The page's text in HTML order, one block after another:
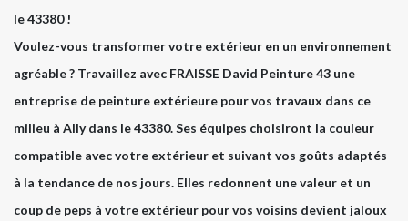
le 43380 !
Voulez-vous transformer votre extérieur en un environnement
agréable ? Travaillez avec FRAISSE David Peinture 43 une
entreprise de peinture extérieure pour vos travaux dans ce
milieu à Ally dans le 43380. Ses équipes choisiront la couleur
compatible avec votre extérieur et suivant vos goûts adaptés
à la tendance de nos jours. Elles redonnent une valeur et un
coup de peps à votre extérieur pour vos voisins devient jaloux